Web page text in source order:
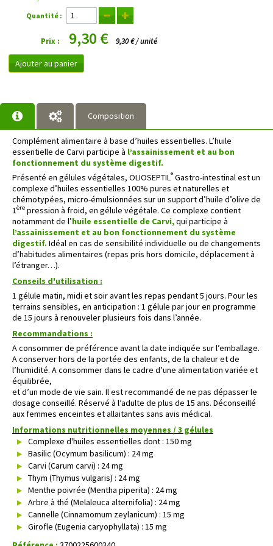
Quantité :
Prix : 9,30 € 9,30 € / unité
Ajouter au panier
Composition
Complément alimentaire à base d’huiles essentielles. L’huile
essentielle de Carvi participe à l’assainissement et au bon
fonctionnement du système digestif.
Présenté en gélules végétales, OLIOSEPTIL ® Gastro-intestinal est un
complexe d’huiles essentielles 100% pures et naturelles et
chémotypées, micro-émulsionnées sur un support d’huile d’olive de
1 ère pression à froid, en gélule végétale. Ce complexe contient
notamment de l’huile essentielle de Carvi,qui participe à
l’assainissement et au bon fonctionnement du système
digestif. Idéal en cas de sensibilité individuelle ou de changements
d’habitudes alimentaires (repas pris hors domicile, déplacement à
l’étranger…).
Conseils d'utilisation :
1 gélule matin, midi et soir avant les repas pendant 5 jours. Pour les
terrains sensibles, en anticipation : 1 gélule par jour en programme
de 15 jours à renouveler plusieurs fois dans l’année.
Recommandations :
A consommer de préférence avant la date indiquée sur l’emballage.
A conserver hors de la portée des enfants, de la chaleur et de
l’humidité. A consommer dans le cadre d’une alimentation variée et
équilibrée,
et d’un mode de vie sain. Il est recommandé de ne pas dépasser le
dosage conseillé. Réservé à l’adulte de plus de 15 ans. Déconseillé
aux femmes enceintes et allaitantes sans avis médical.
Informations nutritionnelles moyennes / 3 gélules
Complexe d'huiles essentielles dont : 150 mg
Basilic (Ocymum basilicum) : 24 mg
Carvi (Carum carvi) : 24 mg
Thym (Thymus vulgaris) : 24 mg
Menthe poivrée (Mentha piperita) : 24 mg
Arbre à thé (Melaleuca alternifolia) : 24 mg
Cannelle (Cinnamomum zeylanicum) : 15 mg
Girofle (Eugenia caryophyllata) : 15 mg